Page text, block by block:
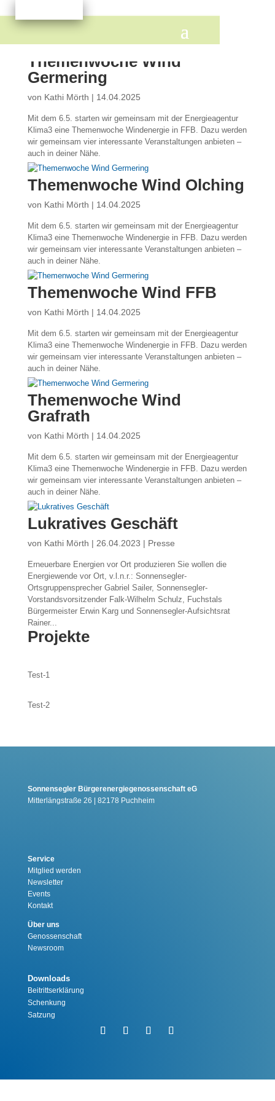
Themenwoche Wind
Germering
von Kathi Mörth | 14.04.2025
Mit dem 6.5. starten wir gemeinsam mit der Energieagentur
Klima3 eine Themenwoche Windenergie in FFB. Dazu werden
wir gemeinsam vier interessante Veranstaltungen anbieten –
auch in deiner Nähe.
Themenwoche Wind Olching
von Kathi Mörth | 14.04.2025
Mit dem 6.5. starten wir gemeinsam mit der Energieagentur
Klima3 eine Themenwoche Windenergie in FFB. Dazu werden
wir gemeinsam vier interessante Veranstaltungen anbieten –
auch in deiner Nähe.
Themenwoche Wind FFB
von Kathi Mörth | 14.04.2025
Mit dem 6.5. starten wir gemeinsam mit der Energieagentur
Klima3 eine Themenwoche Windenergie in FFB. Dazu werden
wir gemeinsam vier interessante Veranstaltungen anbieten –
auch in deiner Nähe.
Themenwoche Wind
Grafrath
von Kathi Mörth | 14.04.2025
Mit dem 6.5. starten wir gemeinsam mit der Energieagentur
Klima3 eine Themenwoche Windenergie in FFB. Dazu werden
wir gemeinsam vier interessante Veranstaltungen anbieten –
auch in deiner Nähe.
Lukratives Geschäft
von Kathi Mörth | 26.04.2023 | Presse
Erneuerbare Energien vor Ort produzieren Sie wollen die
Energiewende vor Ort, v.l.n.r.: Sonnensegler-
Ortsgruppensprecher Gabriel Sailer, Sonnensegler-
Vorstandsvorsitzender Falk-Wilhelm Schulz, Fuchstals
Bürgermeister Erwin Karg und Sonnensegler-Aufsichtsrat
Rainer...
Projekte
Test-1
Test-2
Sonnensegler Bürgerenergiegenossenschaft eG
Mitterlängstraße 26 | 82178 Puchheim
Service
Mitglied werden
Newsletter
Events
Kontakt
Über uns
Genossenschaft
Newsroom
Downloads
Beitrittserklärung
Schenkung
Satzung